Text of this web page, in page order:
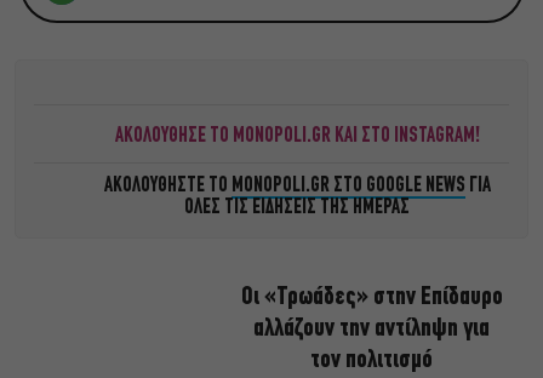
ΑΚΟΛΟΥΘΗΣΕ ΤΟ MONOPOLI.GR ΚΑΙ ΣΤΟ INSTAGRAM!
ΑΚΟΛΟΥΘΗΣΤΕ ΤΟ MONOPOLI.GR ΣΤΟ GOOGLE NEWS ΓΙΑ
ΟΛΕΣ ΤΙΣ ΕΙΔΗΣΕΙΣ ΤΗΣ ΗΜΕΡΑΣ
Οι «Τρωάδες» στην Επίδαυρο
αλλάζουν την αντίληψη για
τον πολιτισμό